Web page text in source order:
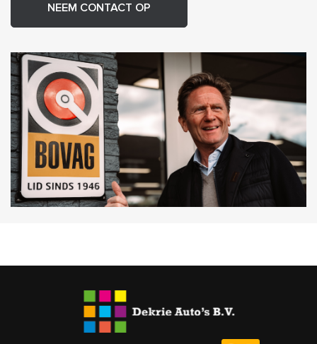
NEEM CONTACT OP